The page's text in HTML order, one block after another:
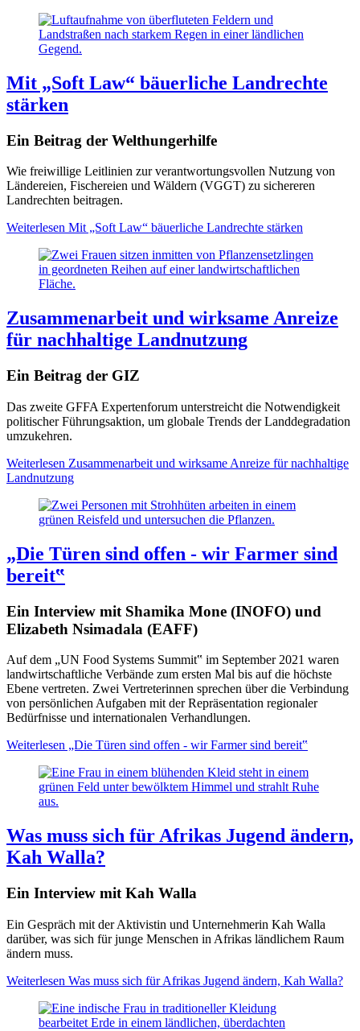
Mit „Soft Law“ bäuerliche Landrechte
stärken
Ein Beitrag der Welthungerhilfe
Wie freiwillige Leitlinien zur verantwortungsvollen Nutzung von
Ländereien, Fischereien und Wäldern (VGGT) zu sichereren
Landrechten beitragen.
Weiterlesen Mit „Soft Law“ bäuerliche Landrechte stärken
Zusammenarbeit und wirksame Anreize
für nachhaltige Landnutzung
Ein Beitrag der GIZ
Das zweite GFFA Expertenforum unterstreicht die Notwendigkeit
politischer Führungsaktion, um globale Trends der Landdegradation
umzukehren.
Weiterlesen Zusammenarbeit und wirksame Anreize für nachhaltige
Landnutzung
„Die Türen sind offen - wir Farmer sind
bereit‟
Ein Interview mit Shamika Mone (INOFO) und
Elizabeth Nsimadala (EAFF)
Auf dem „UN Food Systems Summit‟ im September 2021 waren
landwirtschaftliche Verbände zum ersten Mal bis auf die höchste
Ebene vertreten. Zwei Vertreterinnen sprechen über die Verbindung
von persönlichen Aufgaben mit der Repräsentation regionaler
Bedürfnisse und internationalen Verhandlungen.
Weiterlesen „Die Türen sind offen - wir Farmer sind bereit‟
Was muss sich für Afrikas Jugend ändern,
Kah Walla?
Ein Interview mit Kah Walla
Ein Gespräch mit der Aktivistin und Unternehmerin Kah Walla
darüber, was sich für junge Menschen in Afrikas ländlichem Raum
ändern muss.
Weiterlesen Was muss sich für Afrikas Jugend ändern, Kah Walla?